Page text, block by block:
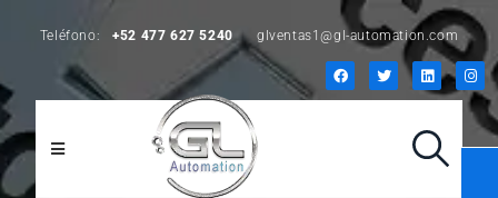
Teléfono: +52 477 627 5240 glventas1@gl-automation.com